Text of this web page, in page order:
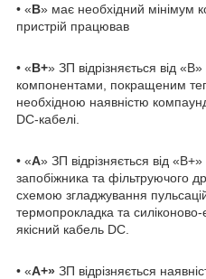
• «B» має необхідний мінімум
пристрій працював
• «B+» ЗП відрізняється від
компонентами, покращеним
необхідною наявністю
DC-кабелі.
• «А» ЗП відрізняється від
запобіжника та фільтруючого
схемою згладжування
термопрокладка та
якісний кабель DC.
• «А+» ЗП відрізняється